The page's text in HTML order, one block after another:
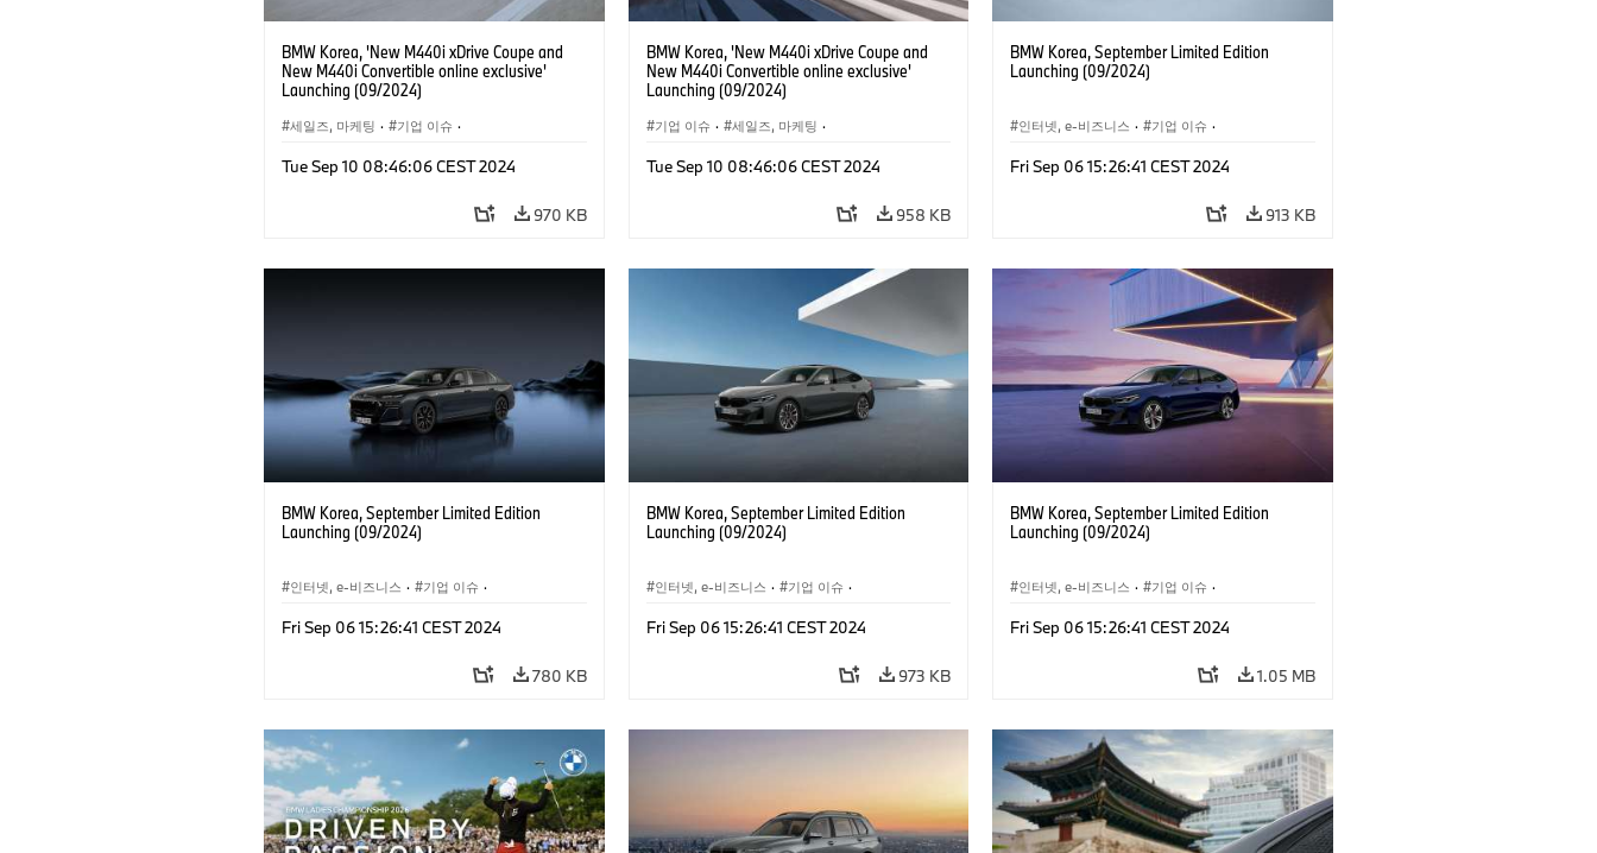
BMW Korea, 'New M440i xDrive Coupe and
New M440i Convertible online exclusive'
Launching (09/2024)
세일즈, 마케팅 · 기업 이슈 ·
Tue Sep 10 08:46:06 CEST 2024
970 KB
BMW Korea, 'New M440i xDrive Coupe and
New M440i Convertible online exclusive'
Launching (09/2024)
기업 이슈 · 세일즈, 마케팅 ·
Tue Sep 10 08:46:06 CEST 2024
958 KB
BMW Korea, September Limited Edition
Launching (09/2024)
인터넷, e-비즈니스 · 기업 이슈 ·
Fri Sep 06 15:26:41 CEST 2024
913 KB
BMW Korea, September Limited Edition
Launching (09/2024)
인터넷, e-비즈니스 · 기업 이슈 ·
Fri Sep 06 15:26:41 CEST 2024
780 KB
BMW Korea, September Limited Edition
Launching (09/2024)
인터넷, e-비즈니스 · 기업 이슈 ·
Fri Sep 06 15:26:41 CEST 2024
973 KB
BMW Korea, September Limited Edition
Launching (09/2024)
인터넷, e-비즈니스 · 기업 이슈 ·
Fri Sep 06 15:26:41 CEST 2024
1.05 MB